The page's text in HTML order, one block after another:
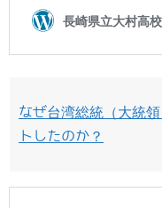
なぜ台湾総統（大統
トしたのか？